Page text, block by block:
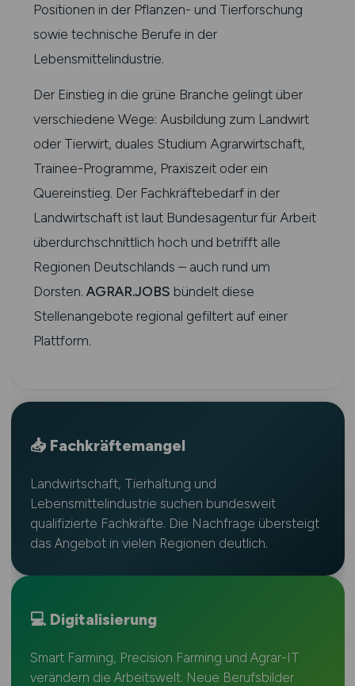
Positionen in der Pflanzen- und Tierforschung
sowie technische Berufe in der
Lebensmittelindustrie.
Der Einstieg in die grüne Branche gelingt über
verschiedene Wege: Ausbildung zum Landwirt
oder Tierwirt, duales Studium Agrarwirtschaft,
Trainee-Programme, Praxiszeit oder ein
Quereinstieg. Der Fachkräftebedarf in der
Landwirtschaft ist laut Bundesagentur für Arbeit
überdurchschnittlich hoch und betrifft alle
Regionen Deutschlands – auch rund um
Dorsten. AGRAR.JOBS bündelt diese
Stellenangebote regional gefiltert auf einer
Plattform.
📥 Fachkräftemangel
Landwirtschaft, Tierhaltung und
Lebensmittelindustrie suchen bundesweit
qualifizierte Fachkräfte. Die Nachfrage übersteigt
das Angebot in vielen Regionen deutlich.
💻 Digitalisierung
Smart Farming, Precision Farming und Agrar-IT
verändern die Arbeitswelt. Neue Berufsbilder